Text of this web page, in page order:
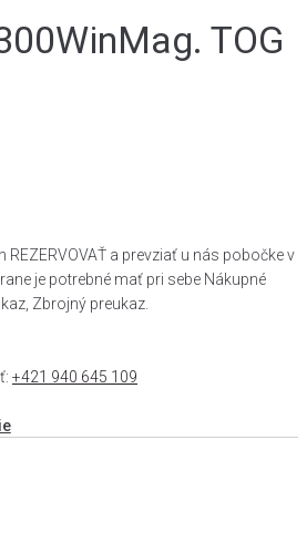
TOG
REZERVOVAŤ a prevziať u nás pobočke v
je potrebné mať pri sebe Nákupné
Zbrojný preukaz.
+421 940 645 109